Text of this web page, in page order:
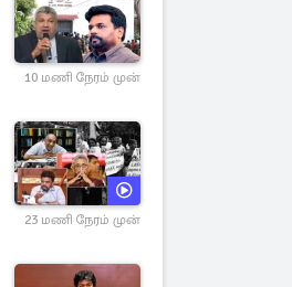
10 மணி நேரம் முன்
23 மணி நேரம் முன்